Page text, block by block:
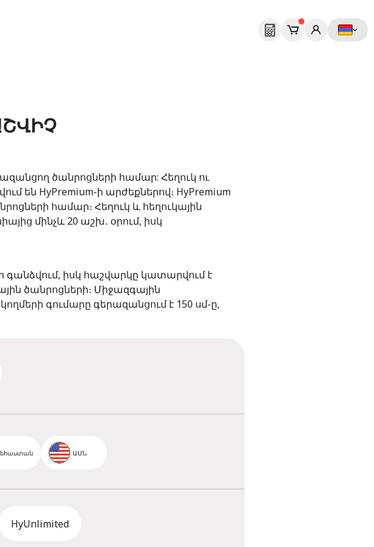
ծանրոցների համար: Հեղուկ ու
են HyPremium-ի արժեքներով։ HyPremium
համար։ Հեղուկ և հեղուկային
մինչև 20 աշխ․ օրում, իսկ
գանձվում, իսկ հաշվարկը կատարվում է
ծանրոցների։ Միջազգային
գումարը գերազանցում է 150 սմ-ը,
ԱՄՆ
HyUnlimited